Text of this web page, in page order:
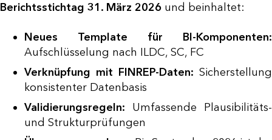
Berichtsstichtag 31. März 2026 und beinhaltet:
Neues Template für BI-Komponenten:
Aufschlüsselung nach ILDC, SC, FC
Verknüpfung mit FINREP-Daten: Sicherstellung
konsistenter Datenbasis
Validierungsregeln: Umfassende Plausibilitäts-
und Strukturprüfungen